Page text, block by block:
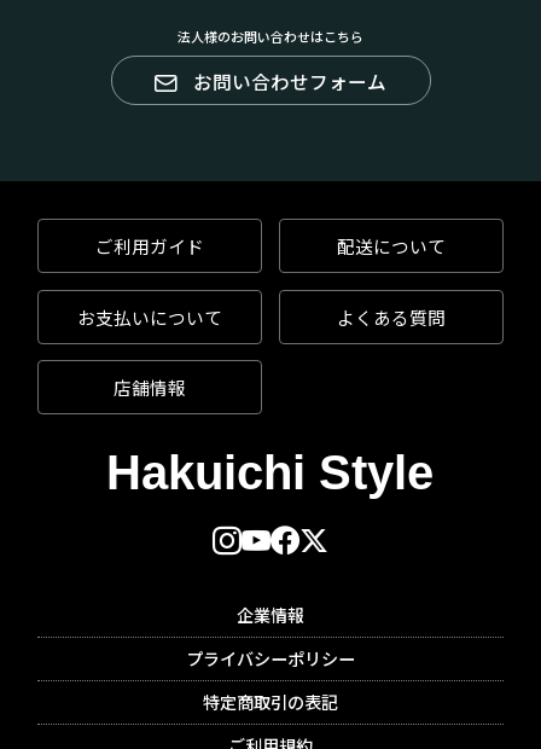
法人様のお問い合わせはこちら
お問い合わせフォーム
ご利用ガイド 配送について
お支払いについて よくある質問
店舗情報
企業情報
プライバシーポリシー
特定商取引の表記